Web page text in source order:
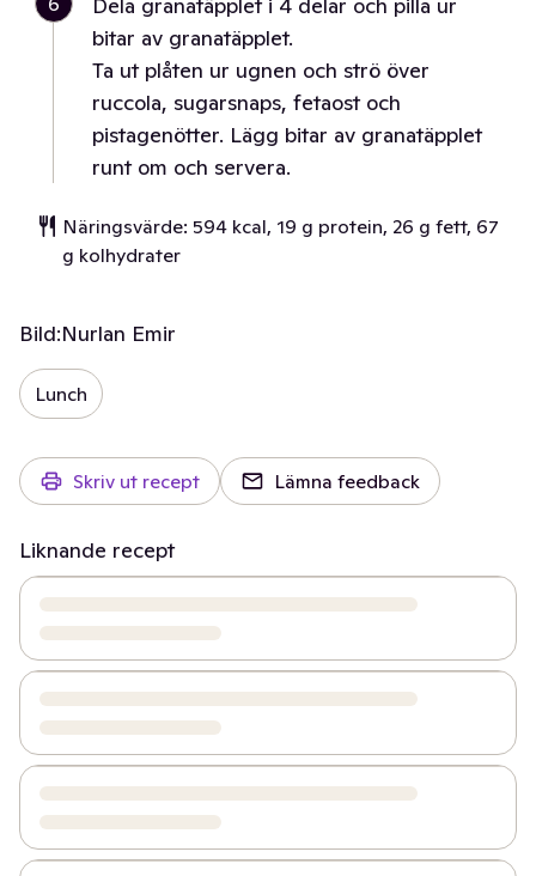
bitar av granatäpplet.
Ta ut plåten ur ugnen och strö över
ruccola, sugarsnaps, fetaost och
pistagenötter. Lägg bitar av granatäpplet
runt om och servera.
Näringsvärde: 594 kcal, 19 g protein, 26 g fett, 67
g kolhydrater
Bild:Nurlan Emir
Lunch
Skriv ut recept Lämna feedback
Liknande recept